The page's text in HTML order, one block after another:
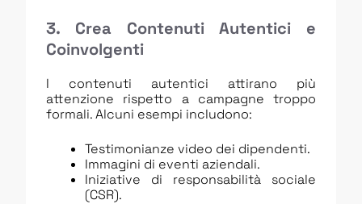
3. Crea Contenuti Autentici e
Coinvolgenti
I contenuti autentici attirano più
attenzione rispetto a campagne troppo
formali. Alcuni esempi includono:
Testimonianze video dei dipendenti.
Immagini di eventi aziendali.
Iniziative di responsabilità sociale
(CSR).